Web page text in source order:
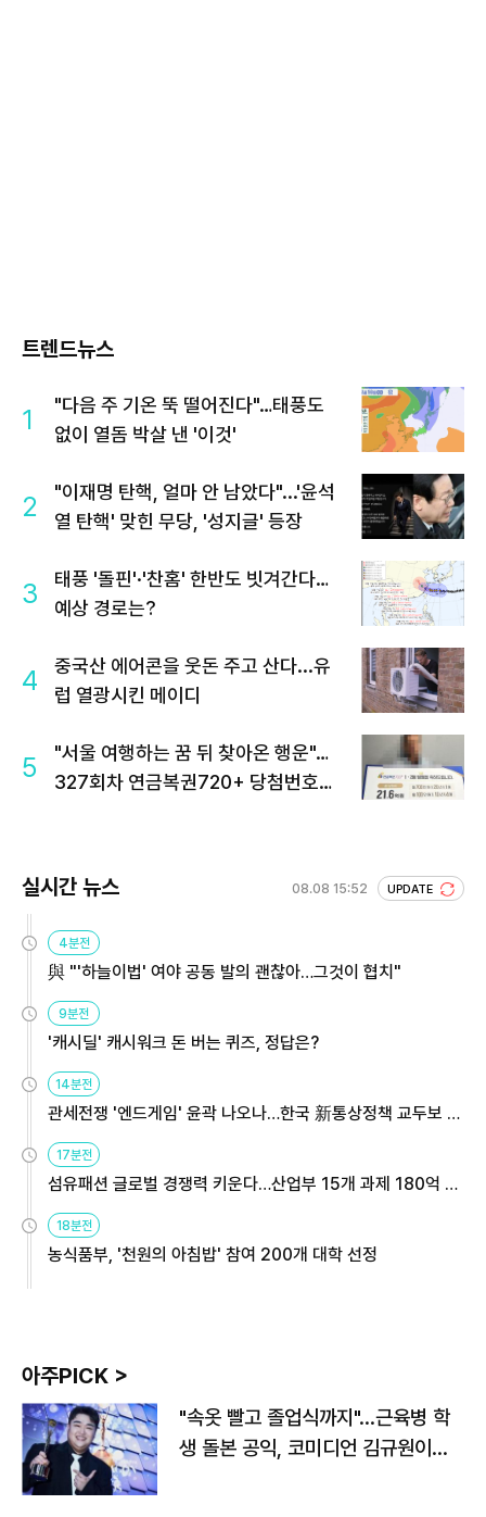
트렌드뉴스
1
"다음 주 기온 뚝 떨어진다"…태풍도
없이 열돔 박살 낸 '이것'
2
"이재명 탄핵, 얼마 안 남았다"...'윤석
열 탄핵' 맞힌 무당, '성지글' 등장
3
태풍 '돌핀'·'찬홈' 한반도 빗겨간다…
예상 경로는?
4
중국산 에어콘을 웃돈 주고 산다...유
럽 열광시킨 메이디
5
"서울 여행하는 꿈 뒤 찾아온 행운"…
327회차 연금복권720+ 당첨번호조
실시간 뉴스 08.08 15:52 UPDATE
4분전
與 "'하늘이법' 여야 공동 발의 괜찮아…그것이 협치"
9분전
'캐시딜' 캐시워크 돈 버는 퀴즈, 정답은?
14분전
관세전쟁 '엔드게임' 윤곽 나오나…한국 新통상정책 교두보 활
용해야
17분전
섬유패션 글로벌 경쟁력 키운다…산업부 15개 과제 180억 지
원
18분전
농식품부, '천원의 아침밥' 참여 200개 대학 선정
아주PICK >
"속옷 빨고 졸업식까지"…근육병 학
생 돌본 공익, 코미디언 김규원이었